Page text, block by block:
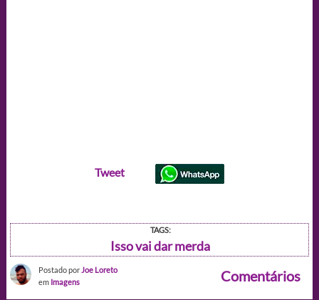
Tweet
TAGS:
Isso vai dar merda
Postado por Joe Loreto
em Imagens Comentários